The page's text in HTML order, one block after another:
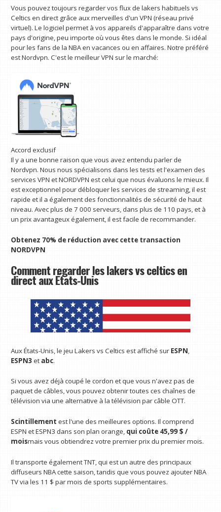
Vous pouvez toujours regarder vos flux de lakers habituels vs
Celtics en direct grâce aux merveilles d'un VPN (réseau privé
virtuel). Le logiciel permet à vos appareils d'apparaître dans votre
pays d'origine, peu importe où vous êtes dans le monde. Si idéal
pour les fans de la NBA en vacances ou en affaires. Notre préféré
est Nordvpn. C'est le meilleur VPN sur le marché:
Accord exclusif
Il y a une bonne raison que vous avez entendu parler de
Nordvpn. Nous nous spécialisons dans les tests et l'examen des
services VPN et NORDVPN est celui que nous évaluons le mieux. Il
est exceptionnel pour débloquer les services de streaming, il est
rapide et il a également des fonctionnalités de sécurité de haut
niveau. Avec plus de 7 000 serveurs, dans plus de 110 pays, et à
un prix avantageux également, il est facile de recommander.
Obtenez 70% de réduction avec cette transaction
NORDVPN
Comment regarder les lakers vs celtics en
direct aux États-Unis
Aux États-Unis, le jeu Lakers vs Celtics est affiché sur ESPN
ESPN3et abc.
Si vous avez déjà coupé le cordon et que vous n'avez pas de
paquet de câbles, vous pouvez obtenir toutes ces chaînes de
télévision via une alternative à la télévision par câble OTT.
Scintillement est l'une des meilleures options. Il comprend
ESPN et ESPN3 dans son plan orange, qui coûte 45,99 $ /
moismais vous obtiendrez votre premier prix du premier mois.
Il transporte également TNT, qui est un autre des principaux
diffuseurs NBA cette saison, tandis que vous pouvez ajouter NBA
TV via les 11 $ par mois de sports supplémentaires.